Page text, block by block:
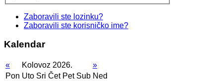
Zaboravili ste lozinku?
Zaboravili ste korisničko ime?
Kalendar
« Kolovoz 2026.
»
Pon Uto Sri Čet Pet Sub Ned